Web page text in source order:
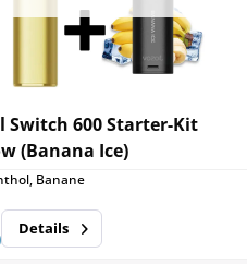
Switch 600 Starter-Kit
(Banana Ice)
Banane
Details